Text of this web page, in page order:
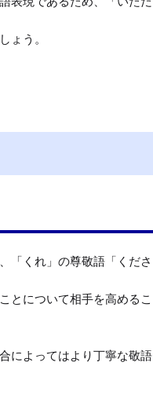
ょう。
「くれ」の尊敬語「くださ
とについて相手を高めるこ
によってはより丁寧な敬語